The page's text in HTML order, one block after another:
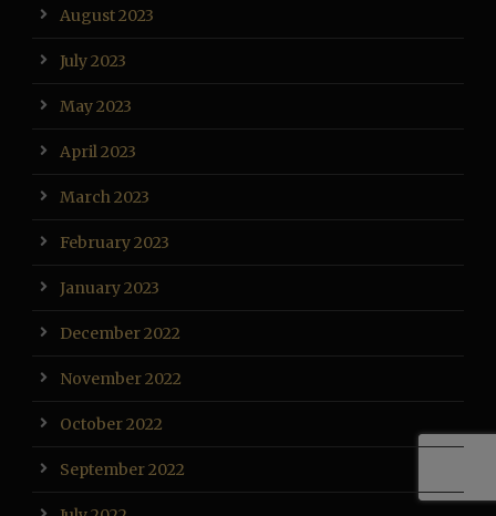
August 2023
July 2023
May 2023
April 2023
March 2023
February 2023
January 2023
December 2022
November 2022
October 2022
September 2022